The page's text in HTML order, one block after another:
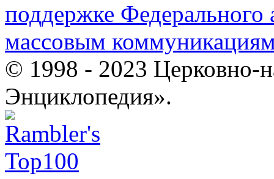
поддержке Федерального
массовым
© 1998 - 2023 Церковно-
Энциклопедия».